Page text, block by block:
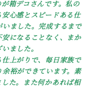
箱デコさんです。 私の
心感とスピードある仕
ました。完成するまで
になることなく、まか
ました。
上がりで、毎日家族で
裕ができています。素
た。
また何かあれば相